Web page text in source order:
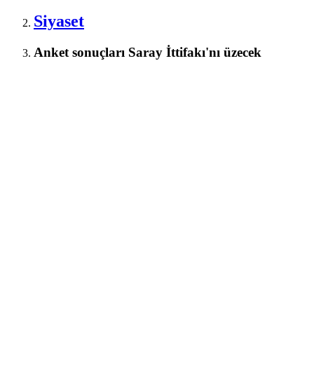
Siyaset
Anket sonuçları Saray İttifakı'nı üzecek